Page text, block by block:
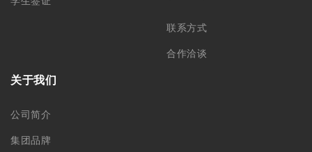
联系方式
合作洽谈
关于我们
公司简介
集团品牌